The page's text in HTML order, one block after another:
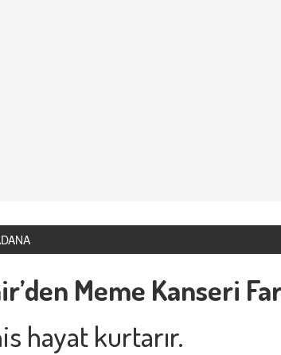
Meme Kanseri
hayat kurtarır.